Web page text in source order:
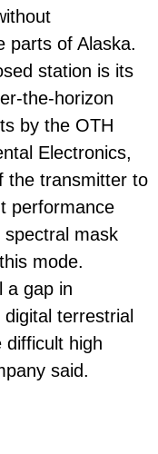
parts of Alaska.
station is its
the-horizon
by the OTH
Electronics,
the transmitter to
performance
spectral mask
mode.
a gap in
terrestrial
difficult high
said.